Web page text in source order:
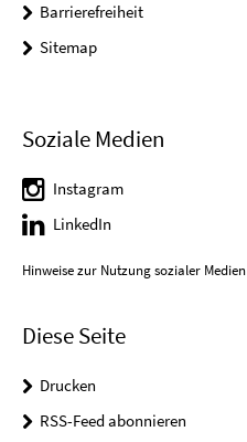
Barrierefreiheit
Sitemap
Soziale Medien
Instagram
LinkedIn
Hinweise zur Nutzung sozialer Medien
Diese Seite
Drucken
RSS-Feed abonnieren